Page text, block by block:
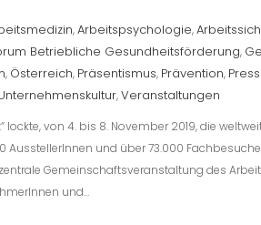
,Arbeitspsychologie,
Betriebliche Gesundheitsförderung,
, Österreich, Präsentismus, Prävention,
,Veranstaltungen
lockte, von 4. bis 8. November 2019, die
AusstellerInnen und über 73.000
Gemeinschaftsveranstaltung des
und…